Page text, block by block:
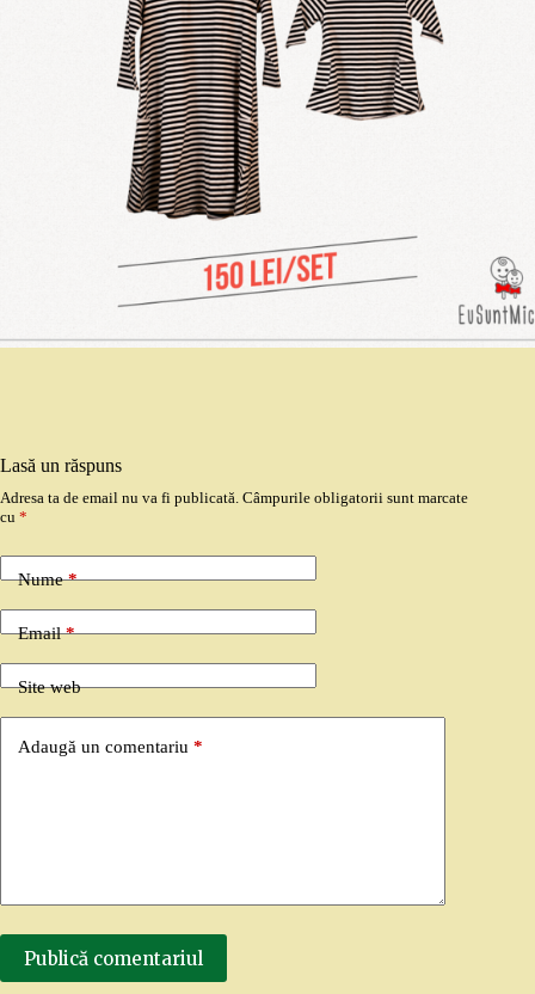
Lasă un răspuns
Adresa ta de email nu va fi publicată. Câmpurile obligatorii sunt marcate
cu *
Nume*
Email*
Site web
Adaugă un comentariu *
Publică comentariul